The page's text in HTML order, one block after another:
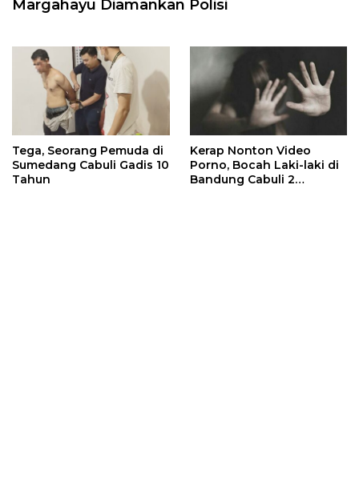
Margahayu Diamankan Polisi
Tega, Seorang Pemuda di
Sumedang Cabuli Gadis 10
Tahun
Kerap Nonton Video
Porno, Bocah Laki-laki di
Bandung Cabuli 2